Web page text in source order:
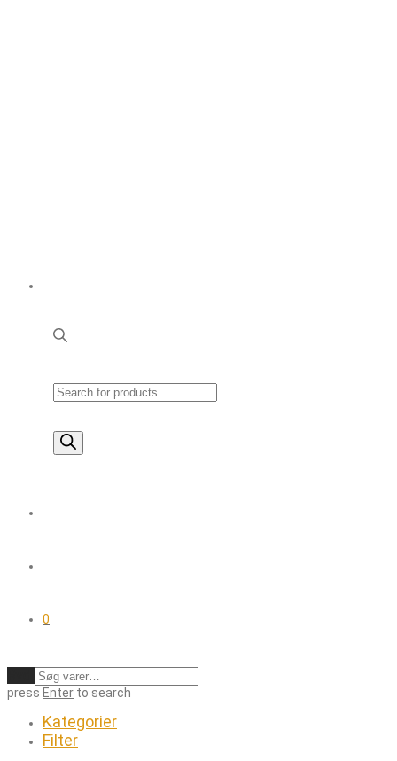
Products
search
0
press Enter to search
Kategorier
Filter